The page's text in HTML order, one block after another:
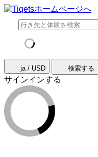
ja / USD 検索する
サインインする